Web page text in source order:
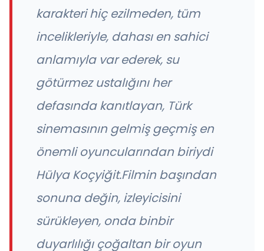
karakteri hiç ezilmeden, tüm
incelikleriyle, dahası en sahici
anlamıyla var ederek, su
götürmez ustalığını her
defasında kanıtlayan, Türk
sinemasının gelmiş geçmiş en
önemli oyuncularından biriydi
Hülya Koçyiğit.Filmin başından
sonuna değin, izleyicisini
sürükleyen, onda binbir
duyarlılığı çoğaltan bir oyun